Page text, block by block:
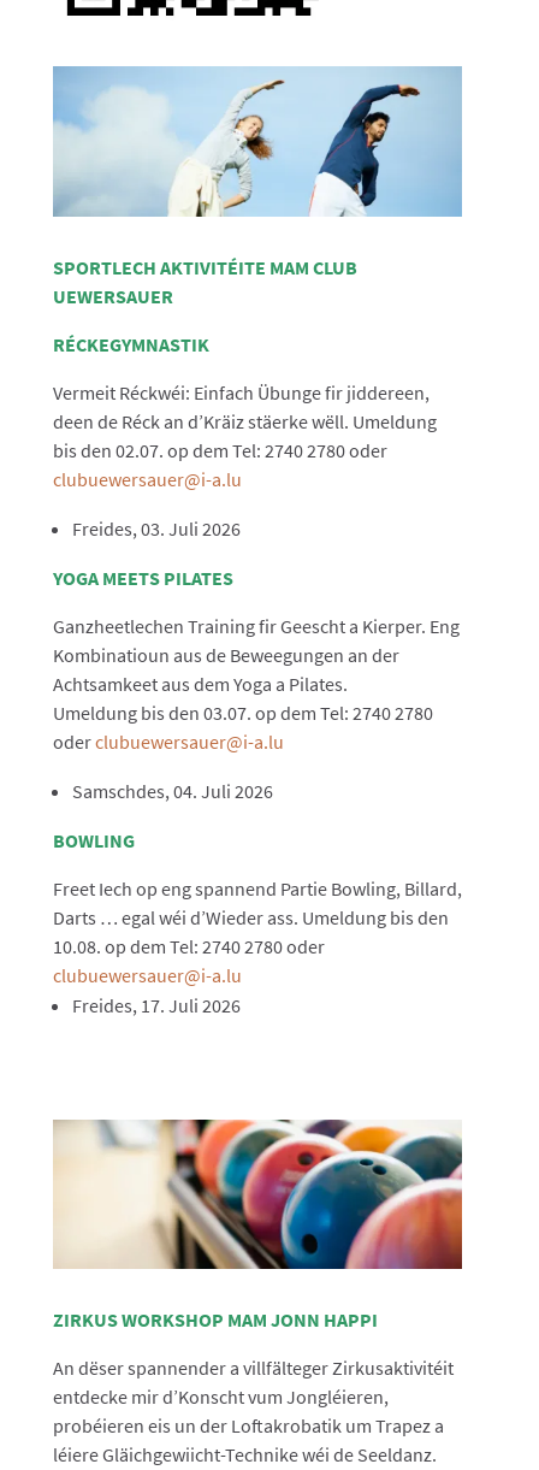
SPORTLECH AKTIVITÉITE MAM CLUB
UEWERSAUER
RÉCKEGYMNASTIK
Vermeit Réckwéi: Einfach Übunge fir jiddereen,
deen de Réck an d’Kräiz stäerke wëll. Umeldung
bis den 02.07. op dem Tel: 2740 2780 oder
clubuewersauer@i-a.lu
Freides, 03. Juli 2026
YOGA MEETS PILATES
Ganzheetlechen Training fir Geescht a Kierper. Eng
Kombinatioun aus de Beweegungen an der
Achtsamkeet aus dem Yoga a Pilates.
Umeldung bis den 03.07. op dem Tel: 2740 2780
oderclubuewersauer@i-a.lu
Samschdes, 04. Juli 2026
BOWLING
Freet Iech op eng spannend Partie Bowling, Billard,
Darts … egal wéi d’Wieder ass. Umeldung bis den
10.08. op dem Tel: 2740 2780 oder
clubuewersauer@i-a.lu
Freides, 17. Juli 2026
ZIRKUS WORKSHOP MAM JONN HAPPI
An dëser spannender a villfälteger Zirkusaktivitéit
entdecke mir d’Konscht vum Jongléieren,
probéieren eis un der Loftakrobatik um Trapez a
léiere Gläichgewiicht-Technike wéi de Seeldanz.